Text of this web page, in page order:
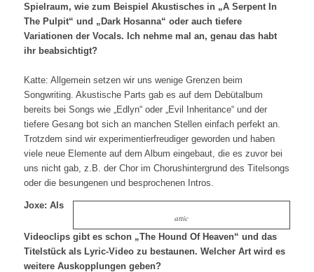
Spielraum, wie zum Beispiel Akustisches in „A Serpent In
The Pulpit“ und „Dark Hosanna“ oder auch tiefere
Variationen der Vocals. Ich nehme mal an, genau das habt
ihr beabsichtigt?
Katte: Allgemein setzen wir uns wenige Grenzen beim
Songwriting. Akustische Parts gab es auf dem Debütalbum
bereits bei Songs wie „Edlyn“ oder „Evil Inheritance“ und der
tiefere Gesang bot sich an manchen Stellen einfach perfekt an.
Trotzdem sind wir experimentierfreudiger geworden und haben
viele neue Elemente auf dem Album eingebaut, die es zuvor bei
uns nicht gab, z.B. der Chor im Chorushintergrund des Titelsongs
oder die besungenen und besprochenen Intros.
attic
Joxe: Als
Videoclips gibt es schon „The Hound Of Heaven“ und das
Titelstück als Lyric-Video zu bestaunen. Welcher Art wird es
weitere Auskopplungen geben?